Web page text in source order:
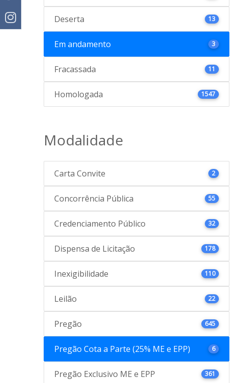
Deserta 13
Em andamento 3
Fracassada 11
Homologada 1547
Modalidade
Carta Convite 2
Concorrência Pública 55
Credenciamento Público 32
Dispensa de Licitação 178
Inexigibilidade 110
Leilão 22
Pregão 645
Pregão Cota a Parte (25% ME e EPP) 6
Pregão Exclusivo ME e EPP 361